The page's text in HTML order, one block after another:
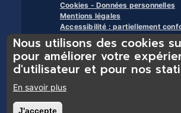
Cookies - Données personnelles
Mentions légales
Accessibilité : partiellement
À propos des bibliothèques du
Nous utilisons des cookies
pour améliorer votre
d'utilisateur et pour nos
En savoir plus
J'accepte